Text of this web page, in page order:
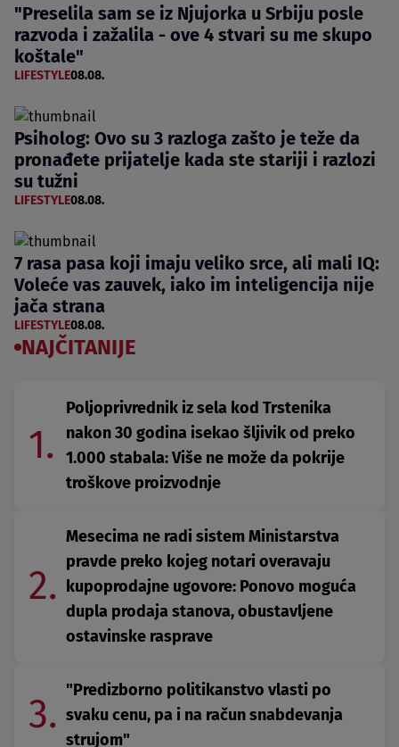
"Preselila sam se iz Njujorka u Srbiju posle
razvoda i zažalila - ove 4 stvari su me skupo
koštale"
LIFESTYLE08.08.
Psiholog: Ovo su 3 razloga zašto je teže da
pronađete prijatelje kada ste stariji i razlozi
su tužni
LIFESTYLE08.08.
7 rasa pasa koji imaju veliko srce, ali mali IQ:
Voleće vas zauvek, iako im inteligencija nije
jača strana
LIFESTYLE08.08.
NAJČITANIJE
1.
Poljoprivrednik iz sela kod Trstenika
nakon 30 godina isekao šljivik od preko
1.000 stabala: Više ne može da pokrije
troškove proizvodnje
2.
Mesecima ne radi sistem Ministarstva
pravde preko kojeg notari overavaju
kupoprodajne ugovore: Ponovo moguća
dupla prodaja stanova, obustavljene
ostavinske rasprave
3.
"Predizborno politikanstvo vlasti po
svaku cenu, pa i na račun snabdevanja
strujom"